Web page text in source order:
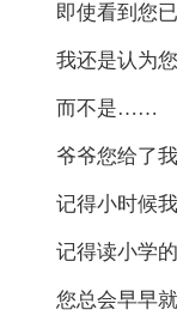
即使看到您已
我还是认为您
而不是……
爷爷您给了我
记得小时候我
记得读小学的
您总会早早就